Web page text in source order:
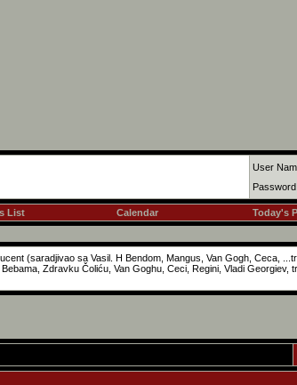
User
Password
List Calendar Today's
(saradjivao sa Vasil. H Bendom, Mangus, Van Gogh, Ceca,
Zdravku Čoliću, Van Goghu, Ceci, Regini, Vladi Georgiev,